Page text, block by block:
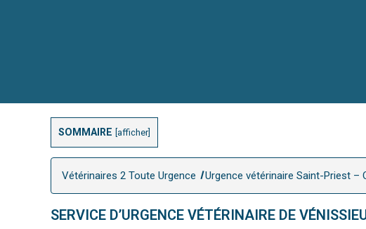
SOMMAIRE afficher
Vétérinaires 2 Toute Urgence Urgence vétérinaire Saint-Priest –
SERVICE D’URGENCE VÉTÉRINAIRE DE